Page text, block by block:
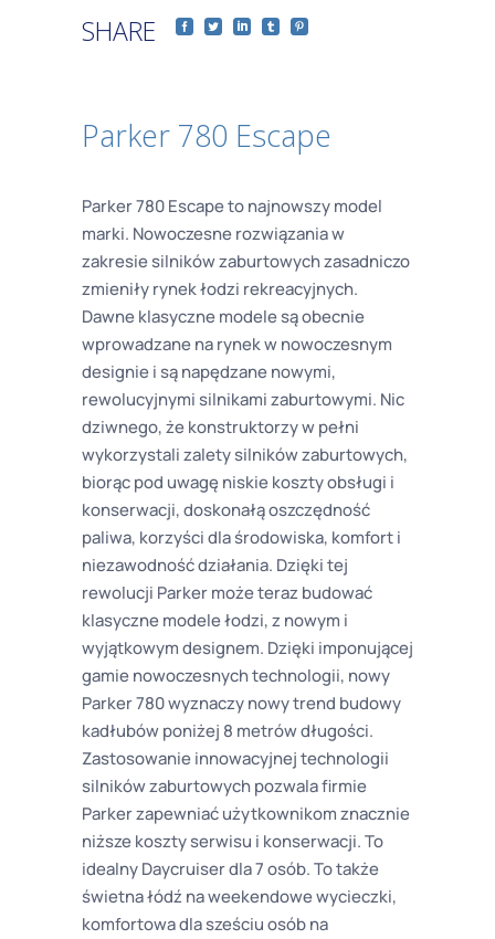
SHARE
Parker 780 Escape
Parker 780 Escape to najnowszy model
marki. Nowoczesne rozwiązania w
zakresie silników zaburtowych zasadniczo
zmieniły rynek łodzi rekreacyjnych.
Dawne klasyczne modele są obecnie
wprowadzane na rynek w nowoczesnym
designie i są napędzane nowymi,
rewolucyjnymi silnikami zaburtowymi. Nic
dziwnego, że konstruktorzy w pełni
wykorzystali zalety silników zaburtowych,
biorąc pod uwagę niskie koszty obsługi i
konserwacji, doskonałą oszczędność
paliwa, korzyści dla środowiska, komfort i
niezawodność działania. Dzięki tej
rewolucji Parker może teraz budować
klasyczne modele łodzi, z nowym i
wyjątkowym designem. Dzięki imponującej
gamie nowoczesnych technologii, nowy
Parker 780 wyznaczy nowy trend budowy
kadłubów poniżej 8 metrów długości.
Zastosowanie innowacyjnej technologii
silników zaburtowych pozwala firmie
Parker zapewniać użytkownikom znacznie
niższe koszty serwisu i konserwacji. To
idealny Daycruiser dla 7 osób. To także
świetna łódź na weekendowe wycieczki,
komfortowa dla sześciu osób na